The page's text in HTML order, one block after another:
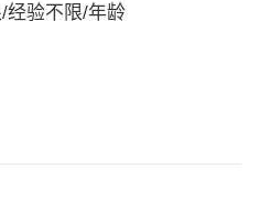
经验不限/年龄